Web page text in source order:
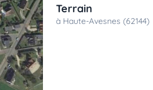
Terrain
à Haute-Avesnes (62144)